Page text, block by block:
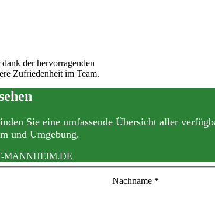
der hervorragenden
Zufriedenheit im Team.
Sie eine umfassende Übersicht aller
und Umgebung.
MANNHEIM.DE
Nachname *